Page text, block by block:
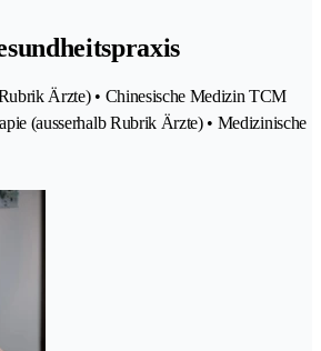
Ärzte) • Chinesische Medizin TCM
(ausserhalb Rubrik Ärzte) • Medizinische